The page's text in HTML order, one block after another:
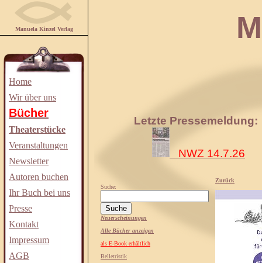
Manuela Kinzel Verlag
Home
Wir über uns
Bücher
Theaterstücke
Veranstaltungen
Newsletter
Autoren buchen
Ihr Buch bei uns
Presse
Kontakt
Impressum
AGB
Letzte Pressemeldung:
NWZ 14.7.26
Suche:
Neuerscheinungen
Alle Bücher anzeigen
als E-Book erhältlich
Belletristik
Zurück